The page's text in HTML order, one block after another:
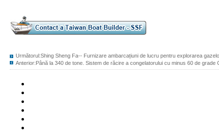
Următorul:Shing Sheng Fa-- Furnizare ambarcațiuni de lucru pentru explorarea
Anterior:Până la 340 de tone. Sistem de răcire a congelatorului cu minus 60 de grade